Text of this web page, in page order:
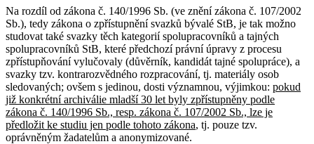
Na rozdíl od zákona č. 140/1996 Sb. (ve znění zákona č. 107/2002
Sb.), tedy zákona o zpřístupnění svazků bývalé StB, je tak možno
studovat také svazky těch kategorií spolupracovníků a tajných
spolupracovníků StB, které předchozí právní úpravy z procesu
zpřístupňování vylučovaly (důvěrník, kandidát tajné spolupráce), a
svazky tzv. kontrarozvědného rozpracování, tj. materiály osob
sledovaných; ovšem s jedinou, dosti významnou, výjimkou: pokud
již konkrétní archiválie mladší 30 let byly zpřístupněny podle
zákona č. 140/1996 Sb., resp. zákona č. 107/2002 Sb., lze je
předložit ke studiu jen podle tohoto zákona, tj. pouze tzv.
oprávněným žadatelům a anonymizované.